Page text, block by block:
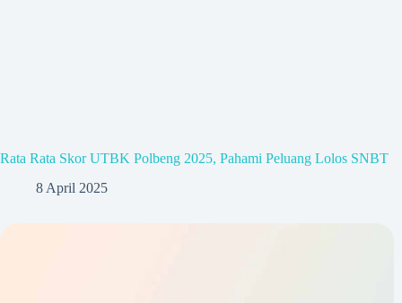
Rata Rata Skor UTBK Polbeng 2025, Pahami Peluang Lolos SNBT
8 April 2025